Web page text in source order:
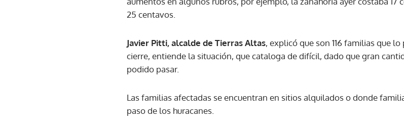
25 centavos.
Javier Pitti, alcalde de Tierras Altas, explicó que son 116 familias que
cierre, entiende la situación, que cataloga de difícil, dado que gran
podido pasar.
Las familias afectadas se encuentran en sitios alquilados o donde
paso de los huracanes.